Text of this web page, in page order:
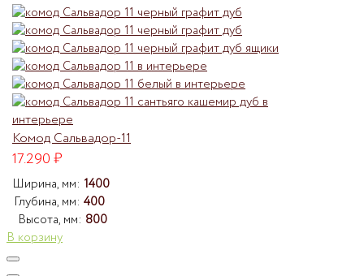
Комод Сальвадор-11
17.290₽
Ширина, мм: 1400
Глубина, мм: 400
Высота, мм: 800
В корзину